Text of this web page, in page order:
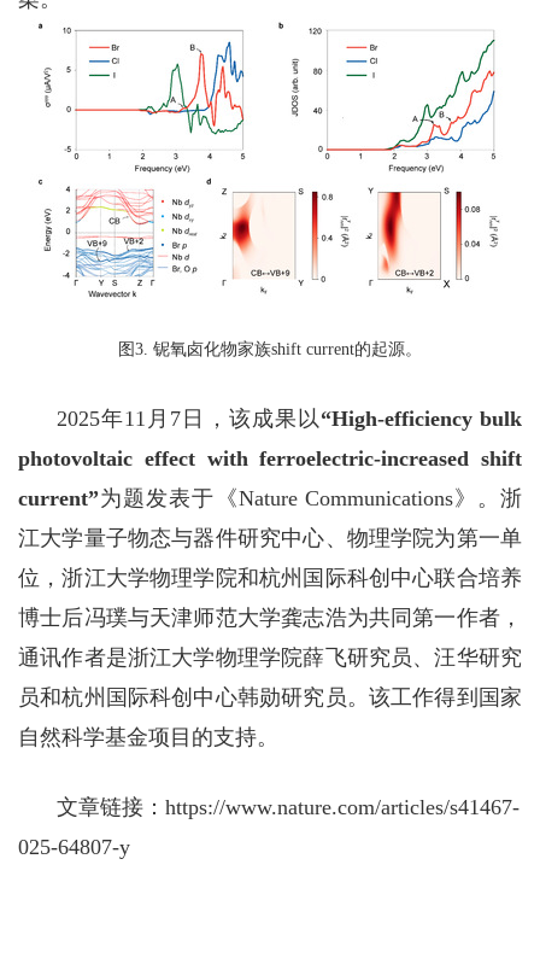
图3. 铌氧卤化物家族shift current的起源。
2025年11 月 7 日，该成果以“High-efficiency bulk
photovoltaic effect with ferroelectric-increased shift
current”为题发表于《Nature Communications》。浙
江大学量子物态与器件研究中心、物理学院为第一单
位，浙江大学物理学院和杭州国际科创中心联合培养
博士后冯璞与天津师范大学龚志浩为共同第一作者 ，
通讯作者是浙江大学物理学院薛飞研究员、汪华研究
员和杭州国际科创中心韩勋研究员。 该工作得到国家
自然科学基金项目的支持。
文章链接： https://www.nature.com/articles/s41467-
025-64807-y